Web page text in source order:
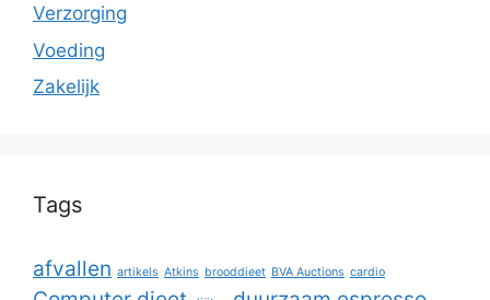
Verzorging
Voeding
Zakelijk
Tags
afvallen artikels Atkins brooddieet BVA Auctions cardio